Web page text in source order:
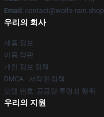
Email : contact@wolfs-rain.shop
우리의 회사
제품 정보
이용 약관
개인 정보 정책
DMCA - 저작권 정책
모델 번호: 공급망 투명성 행위
우리의 지원